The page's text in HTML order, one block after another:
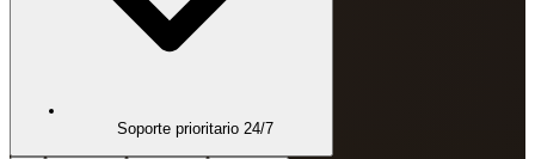
Soporte prioritario 24/7